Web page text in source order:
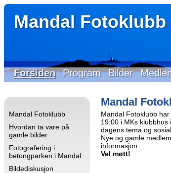
Mandal Fotoklubb
Forsiden Program Bilder
Mandal Fotoklubb
Hvordan ta vare på
gamle bilder
Fotografering i
betongparken i Mandal
Bildediskusjon
Mandal
Mandal Fotoklubb
19:00 i MKs klubbhus
dagens tema og
Nye og gamle
informasjon.
Vel møtt!